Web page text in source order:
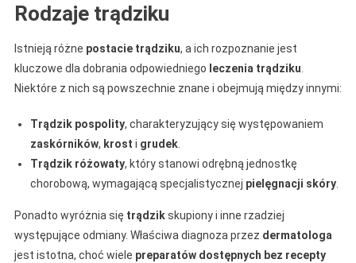
Rodzaje trądziku
Istnieją różne postacie trądziku, a ich rozpoznanie jest
kluczowe dla dobrania odpowiedniego leczenia trądziku
Niektóre z nich są powszechnie znane i obejmują między innymi:
Trądzik pospolity, charakteryzujący się występowaniem
zaskórników, krost i grudek.
Trądzik różowaty, który stanowi odrębną jednostkę
chorobową, wymagającą specjalistycznej pielęgnacji skóry.
Ponadto wyróżnia się trądzikskupiony i inne rzadziej
występujące odmiany. Właściwa diagnoza przez dermatologa
jest istotna, choć wiele preparatów dostępnych bez recepty